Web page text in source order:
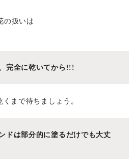
完全に乾いてから!!!
まで待ちましょう。
ドは部分的に塗るだけでも大丈